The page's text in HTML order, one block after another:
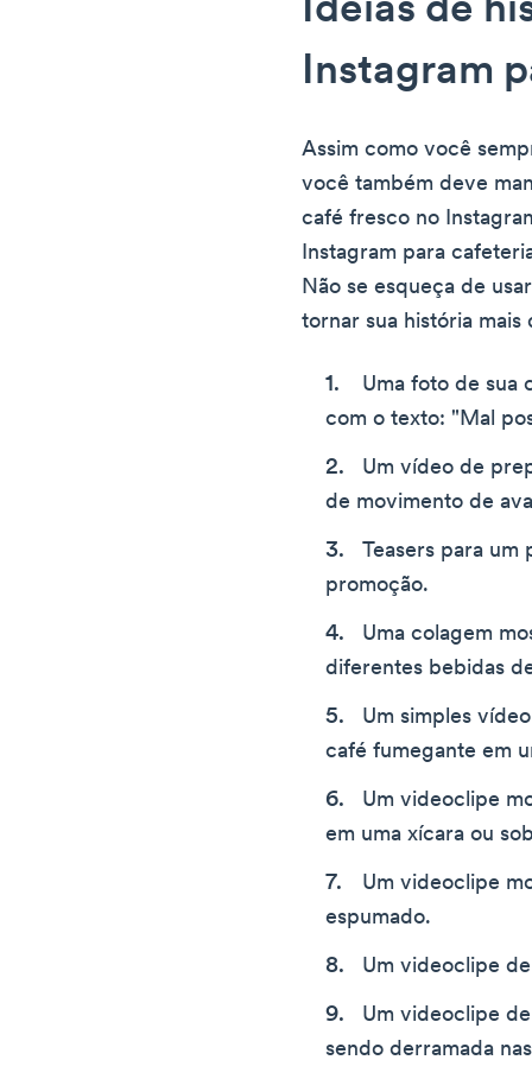
Ideias de
Instagram
Assim como você
você também deve
café fresco no
Instagram para
Não se esqueça de
tornar sua história mais
Uma foto de sua
com o texto: "Mal
Um vídeo de
de movimento de
Teasers para
promoção.
Uma colagem
diferentes bebidas
Um simples
café fumegante em
Um videoclipe
em uma xícara ou
Um videoclipe
espumado.
Um videoclipe
Um videoclipe
sendo derramada